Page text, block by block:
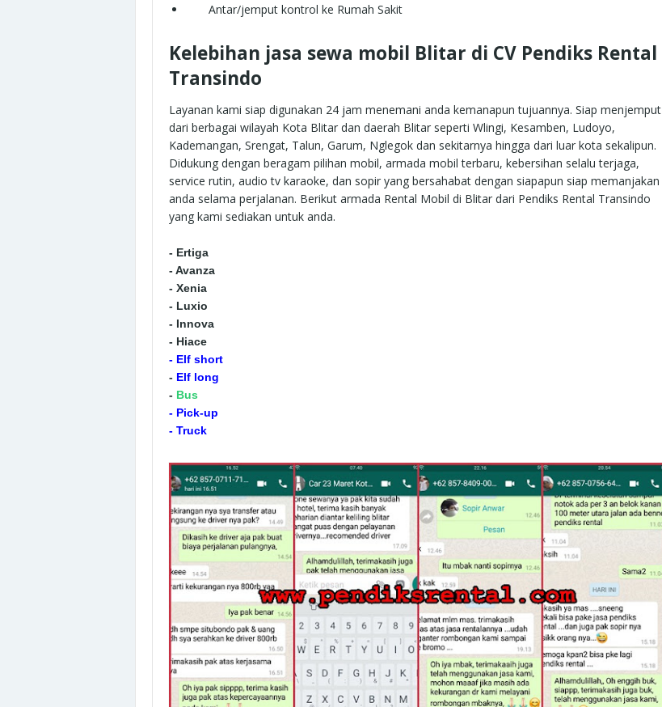
Antar/jemput kontrol ke Rumah Sakit
Kelebihan jasa sewa mobil Blitar di CV Pendiks Rental
Transindo
Layanan kami siap digunakan 24 jam menemani anda kemanapun tujuannya. Siap menjemput
dari berbagai wilayah Kota Blitar dan daerah Blitar seperti Wlingi, Kesamben, Ludoyo,
Kademangan, Srengat, Talun, Garum, Nglegok dan sekitarnya hingga dari luar kota sekalipun.
Didukung dengan beragam pilihan mobil, armada mobil terbaru, kebersihan selalu terjaga,
service rutin, audio tv karaoke, dan sopir yang bersahabat dengan siapapun siap memanjakan
anda selama perjalanan. Berikut armada Rental Mobil di Blitar dari Pendiks Rental Transindo
yang kami sediakan untuk anda.
- Ertiga
- Avanza
- Xenia
- Luxio
- Innova
- Hiace
- Elf short
- Elf long
- Bus
- Pick-up
- Truck